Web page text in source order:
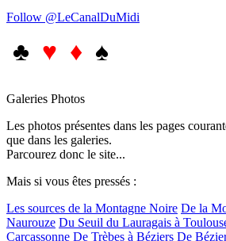
Follow @LeCanalDuMidi
♣ ♥ ♦ ♠
Galeries Photos
Les photos présentes dans les pages
que dans les galeries.
Parcourez donc le site...
Mais si vous êtes pressés :
Les sources de la Montagne Noire De la
Naurouze Du Seuil du Lauragais à
Carcassonne De Trèbes à Béziers De